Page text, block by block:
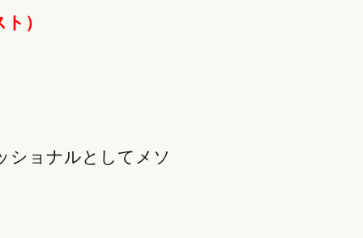
）
ショナルとしてメソ